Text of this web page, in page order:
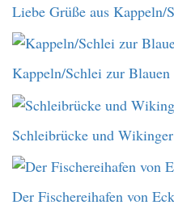
Liebe Grüße aus Kappeln/
Kappeln/Schlei zur Blauen
Schleibrücke und
Der Fischereihafen von